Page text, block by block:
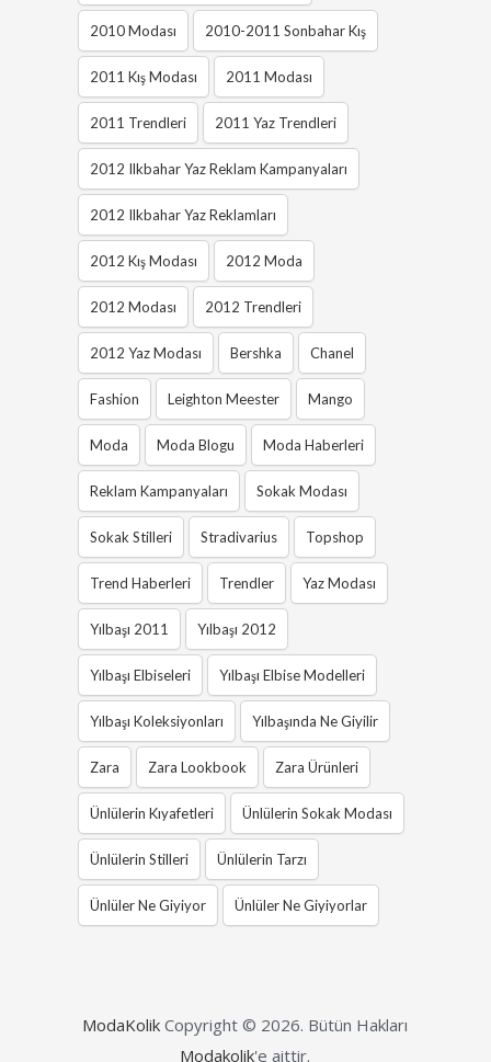
2010 Modası 2010-2011 Sonbahar Kış
2011 Kış Modası 2011 Modası
2011 Trendleri 2011 Yaz Trendleri
2012 Ilkbahar Yaz Reklam Kampanyaları
2012 Ilkbahar Yaz Reklamları
2012 Kış Modası 2012 Moda
2012 Modası 2012 Trendleri
2012 Yaz Modası Bershka Chanel
Fashion Leighton Meester Mango
Moda Moda Blogu Moda Haberleri
Reklam Kampanyaları Sokak Modası
Sokak Stilleri Stradivarius Topshop
Trend Haberleri Trendler Yaz Modası
Yılbaşı 2011 Yılbaşı 2012
Yılbaşı Elbiseleri Yılbaşı Elbise Modelleri
Yılbaşı Koleksiyonları Yılbaşında Ne Giyilir
Zara Zara Lookbook Zara Ürünleri
Ünlülerin Kıyafetleri Ünlülerin Sokak Modası
Ünlülerin Stilleri Ünlülerin Tarzı
Ünlüler Ne Giyiyor Ünlüler Ne Giyiyorlar
ModaKolik Copyright © 2026. Bütün Hakları
Modakolik'e aittir.